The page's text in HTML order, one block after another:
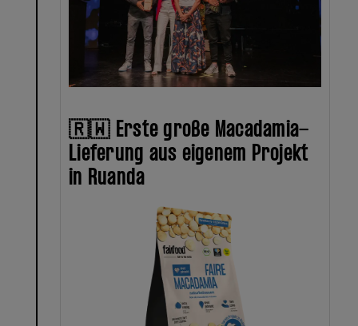
🇷🇼 Erste große Macadamia-
Lieferung aus eigenem Projekt
in Ruanda